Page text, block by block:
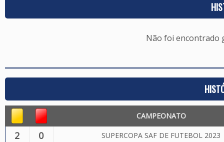
Não foi encontrado
CAMPEONATO
2 0 SUPERCOPA SAF DE FUTEBOL 2023